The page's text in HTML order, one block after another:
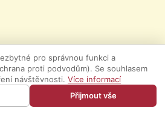
pro správnou funkci a
proti podvodům). Se souhlasem
návštěvnosti. Více informací
Přijmout vše